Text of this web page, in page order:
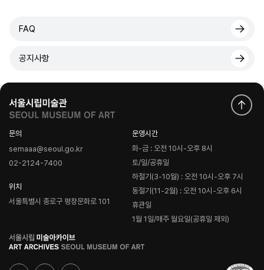
FAQ
공지사항
문의
semaaa@seoul.go.kr
02-2124-7400
위치
서울특별시 종로구 평창문화로 101
운영시간
화-금 : 오전 10시-오후 8시
토/일/공휴일
하절기(3-10월) : 오전 10시-오후 7시
동절기(11-2월) : 오전 10시-오후 6시
휴관일
1월 1일/매주 월요일(공휴일 제외)
로
고